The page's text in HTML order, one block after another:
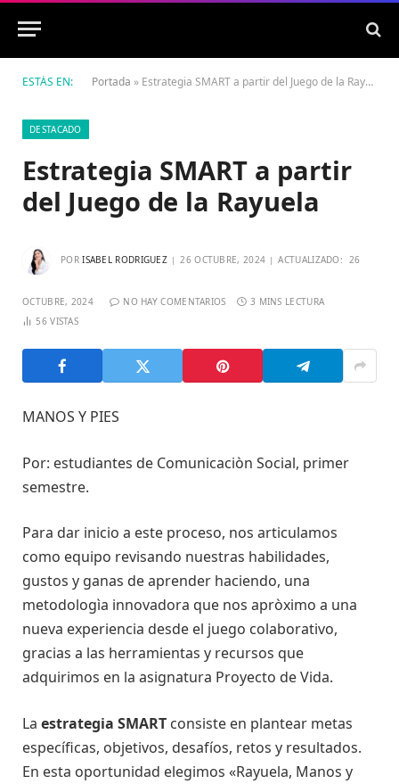
ESTÁS EN: Portada » Estrategia SMART a partir del Juego de la Rayuela
DESTACADO
Estrategia SMART a partir
del Juego de la Rayuela
POR ISABEL RODRIGUEZ 26 OCTUBRE, 2024 ACTUALIZADO: 26
OCTUBRE, 2024 NO HAY COMENTARIOS
3 MINS LECTURA
56VISTAS
MANOS Y PIES
Por: estudiantes de Comunicaciòn Social, primer
semestre.
Para dar inicio a este proceso, nos articulamos
como equipo revisando nuestras habilidades,
gustos y ganas de aprender haciendo, una
metodologìa innovadora que nos apròximo a una
nueva experiencia desde el juego colaborativo,
gracias a las herramientas y recursos que
adquirimos en la asignatura Proyecto de Vida.
La estrategia SMART consiste en plantear metas
específicas, objetivos, desafíos, retos y resultados.
En esta oportunidad elegimos «Rayuela, Manos y